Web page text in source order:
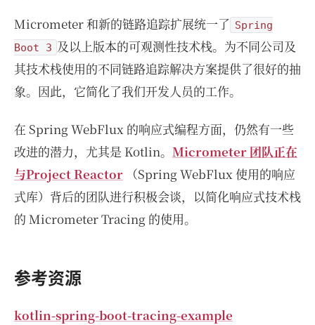
Micrometer 和新的链路追踪扩展统一了 Spring
Boot 3 及以上版本的可观测性技术栈。为不同公司及
其技术栈使用的不同链路追踪解决方案提供了很好的抽
象。因此，它简化了我们开发人员的工作。
在 Spring WebFlux 的响应式编程方面，仍然有一些
改进的潜力，尤其是 Kotlin。 Micrometer 团队正在
与Project Reactor （Spring WebFlux 使用的响应
式库）背后的团队进行积极会谈，以简化响应式技术栈
的 Micrometer Tracing 的使用。
参考资源
kotlin-spring-boot-tracing-example